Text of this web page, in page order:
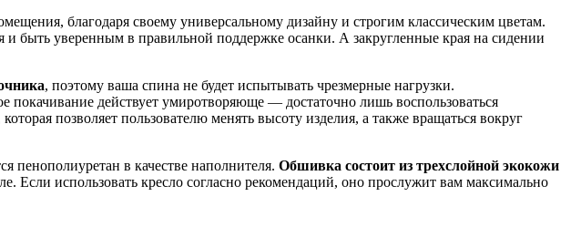
благодаря своему универсальному дизайну и строгим классическим цветам.
быть уверенным в правильной поддержке осанки. А закругленные края на сидении
, поэтому ваша спина не будет испытывать чрезмерные нагрузки.
действует умиротворяюще — достаточно лишь воспользоваться
позволяет пользователю менять высоту изделия, а также вращаться вокруг
пенополиуретан в качестве наполнителя. Обшивка состоит из трехслойной экокожи
Если использовать кресло согласно рекомендаций, оно прослужит вам максимально